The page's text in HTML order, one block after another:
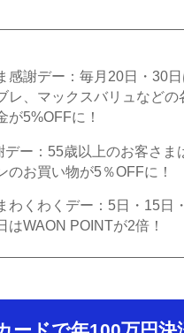
感謝デー：毎月20日・30
レ、マックスバリュなどの
が5%OFFに！
デー：55歳以上のお客さま
のお買い物が5％OFFに！
わくわくデー：5日・15
はWAON POINTが2倍！